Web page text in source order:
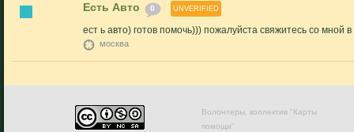
Есть Авто 0 UNVERIFIED
ест ь авто) готов помочь))) пожалуйста свяжитесь со
москва
Волонтеры, коллектив "Карты
помощи"